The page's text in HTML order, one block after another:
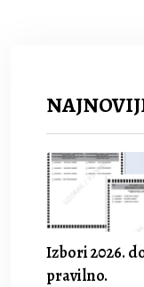
Izbori 2026.
pravilno.